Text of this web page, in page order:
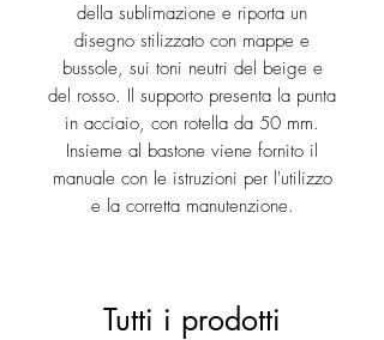
della sublimazione e riporta un
disegno stilizzato con mappe e
bussole, sui toni neutri del beige e
del rosso. Il supporto presenta la punta
in acciaio, con rotella da 50 mm.
Insieme al bastone viene fornito il
manuale con le istruzioni per l'utilizzo
e la corretta manutenzione.
Tutti i prodotti